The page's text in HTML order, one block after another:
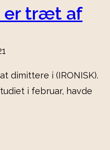
er træt af
dimittere i (IRONISK).
i februar, havde